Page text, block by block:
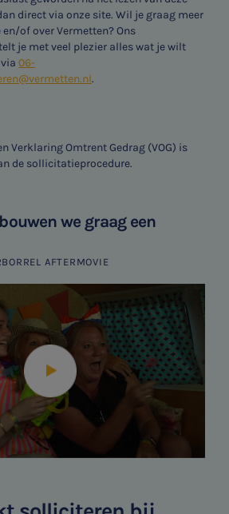
direct via onze site. Wil je graag meer
of over Vermetten? Ons
je met veel plezier alles wat je wilt
06-
.
Verklaring Omtrent Gedrag (VOG) is
de sollicitatieprocedure.
we graag een
AFTERMOVIE